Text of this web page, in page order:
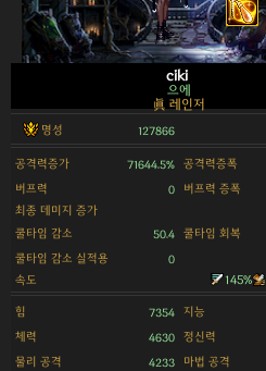
ciki
으에
眞 레인저
명성 127866
공격력증가 71644.5% 공격력증폭
버프력 0 버프력 증폭
최종 데미지 증가
쿨타임 감소
50.4 쿨타임 회복
쿨타임 감소 실적용 0
속도 145%
힘 7354 지능
체력 4630 정신력
물리 공격 4233 마법 공격